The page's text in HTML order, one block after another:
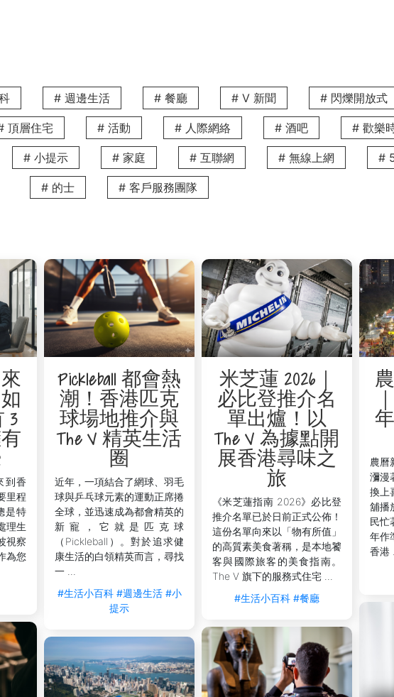
利，又能享受環境清幽的居住環境。V Happy Valley 坐落於這個充滿濃厚
景觀，更貼心地設有專屬車位與客房服務。而且，熱愛烹飪的住客可前往黃
更有眾多特色餐廳，讓享受精緻美食。不論是裝修暫住，還是短短三個月的
2388或填寫表格 向我們查詢短租住宅方案。
極具彈性的租住方案。雖然我們以月租服務式住宅為主，但針對裝修客戶，
隊溝通可能的延期需求，我們會盡力配合，確保您無需在工程收尾階段為
最適合裝修期間暫住？
V Happy Valley 。這兩個地點分別位於銅鑼灣銅鑼灣道25號及跑馬地成和道
分物業特別設有額外儲物空間及自助洗衣設施，非常適合存放裝修期間帶
。
，哪一個 The V 地點的交通最方便？
核心地標優勢，住客步行 5 分鐘即可抵達香港西九龍站，瞬步接駁高鐵全
極大化您的跨境流動力。除了直通內地的優勢，物業更兼具機場快線與雙地
外，都能確保您在忙碌的裝修過渡期中，依然能精準掌握每分每秒的效率。
重要？
考驗。The V 的物業分佈於港島及九龍的核心地帶，能顯著減輕您的交通負
即可直達著名的建材及家具街駱克道，讓您能隨時親自挑選物料並即時回
讓您身處潮流百貨與家居精品店的交匯點，方便在工程後期輕鬆選購各類家
掌握所有細節，讓整個過渡期更加輕鬆無憂。
樣佔盡地利，鄰近旺角及太子一帶的家居建材集散地，乘車只需 10 分鐘時間
# 週邊生活 # 餐廳 # V 新聞 # 閃爍開放式
頂層住宅 # 活動 # 人際網絡 # 酒吧 # 歡樂
# 小提示 # 家庭 # 互聯網 # 無線上網 #
# 的士 # 客戶服務團隊
3
到香
里程
是特
理生
視察
為您
Pickleball 都會熱
潮！香港匹克
球場地推介與
The V 精英生活
圈
近年，一項結合了網球、羽毛
球與乒乓球元素的運動正席捲
全球，並迅速成為都會精英的
新寵，它就是匹克球
（Pickleball）。對於追求健
康生活的白領精英而言，尋找
一 ...
#生活小百科 #週邊生活 #小
提示
米芝蓮 2026｜
必比登推介名
單出爐！以
The V 為據點開
展香港尋味之
旅
《米芝蓮指南 2026》必比登
推介名單已於日前正式公佈！
這份名單向來以「物有所值」
的高質素美食著稱，是本地饕
客與國際旅客的美食指南。
The V 旗下的服務式住宅 ...
#生活小百科 #餐廳
農曆
瀰漫
換上
舖播
民忙
年作
香港